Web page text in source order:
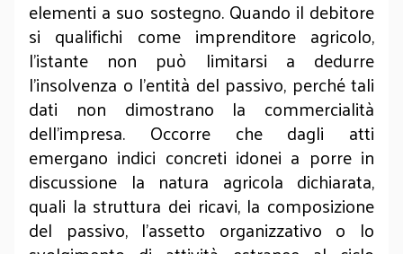
elementi a suo sostegno. Quando il debitore
si qualifichi come imprenditore agricolo,
l’istante non può limitarsi a dedurre
l’insolvenza o l’entità del passivo, perché tali
dati non dimostrano la commercialità
dell’impresa. Occorre che dagli atti
emergano indici concreti idonei a porre in
discussione la natura agricola dichiarata,
quali la struttura dei ricavi, la composizione
del passivo, l’assetto organizzativo o lo